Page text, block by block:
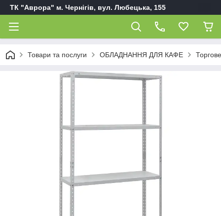
ТК "Аврора" м. Чернігів, вул. Любецька, 155
Товари та послуги ОБЛАДНАННЯ ДЛЯ КАФЕ